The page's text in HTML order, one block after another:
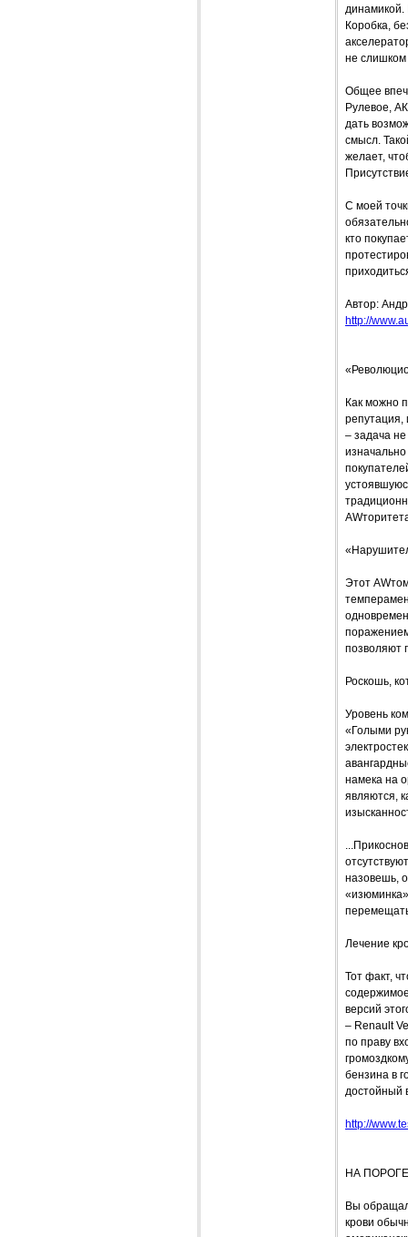
динамикой.
Коробка,
не
Общее
Рулевое,
дать
смысл.
желает,
С моей
кто
Автор:
http://
Как можно
репутация,
– задача
Этот
позволяют
Роскошь,
Уровень
«Голыми
намека на
являются,
назовешь,
Лечение
Тот факт,
версий
– Renault
по праву
бензина в
достойный
http://
НА
Вы
крови